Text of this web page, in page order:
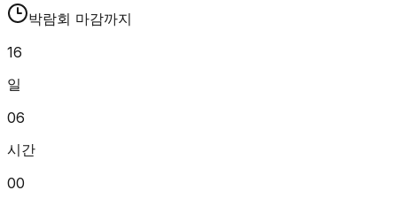
박람회 마감까지
16
일
06
시간
00